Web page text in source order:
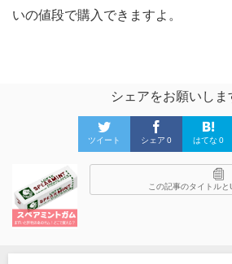
いの値段で購入できますよ。
シェアをお願いしま
ツイート シェア 0 はてな 0
この記事のタイトル